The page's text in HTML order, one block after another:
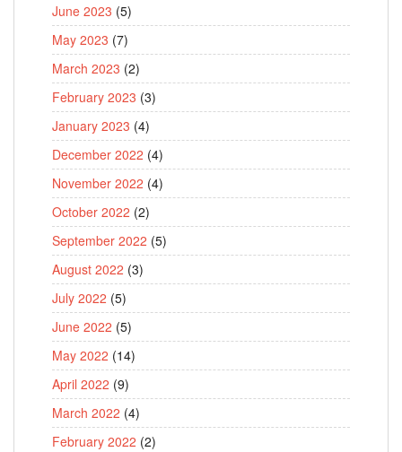
June 2023 (5)
May 2023 (7)
March 2023 (2)
February 2023 (3)
January 2023 (4)
December 2022 (4)
November 2022 (4)
October 2022 (2)
September 2022 (5)
August 2022 (3)
July 2022 (5)
June 2022 (5)
May 2022 (14)
April 2022 (9)
March 2022 (4)
February 2022 (2)